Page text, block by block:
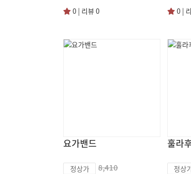
0 | 리뷰 0 0 |
요가밴드
정상가 8,410
훌라
정상